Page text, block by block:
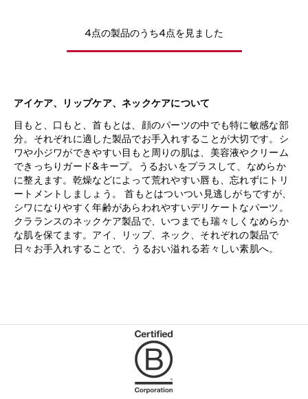
4点の製品のうち4点を見ました
アイケア、リップケア、ネックケアについて
目もと、口もと、首もとは、顔のパーツの中でも特に敏感な部
分。それぞれに適した製品でお手入れすることが大切です。シ
ワや小ジワができやすい目もと周りの肌は、美容液やクリーム
できっちりガード&キープ。うるおいをプラスして、なめらか
に整えます。乾燥などによって荒れやすい唇も、忘れずにトリ
ートメントしましょう。 首もとはついつい見逃しがちですが、
シワになりやすく年齢があらわれやすいデリケートなパーツ。
クラランスのネックケア製品で、いつまでも瑞々しくなめらか
な肌を保てます。アイ、リップ、ネック、それぞれの製品で
日々お手入れすることで、うるおい溢れる若々しい素肌へ。